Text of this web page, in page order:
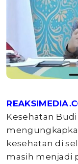
Kesehatan
kesehatan di
masih menjadi